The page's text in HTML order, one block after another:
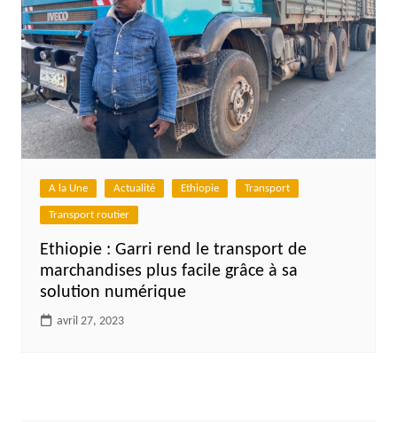
A la Une Actualité Ethiopie Transport
Transport routier
Ethiopie : Garri rend le transport de
marchandises plus facile grâce à sa
solution numérique
avril 27, 2023